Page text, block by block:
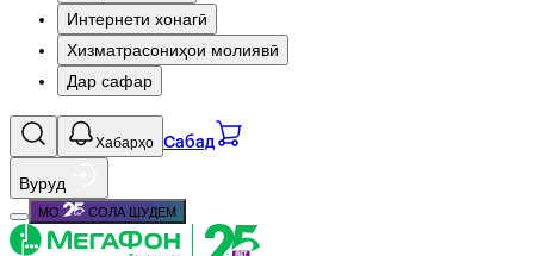
Интернети хонагӣ
Хизматрасониҳои молиявӣ
Дар сафар
Хабарҳо Сабад
Вуруд
МО СОЛА ШУДЕМ